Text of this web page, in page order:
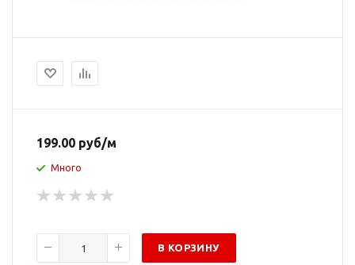
199.00 руб/м
Много
В КОРЗИНУ